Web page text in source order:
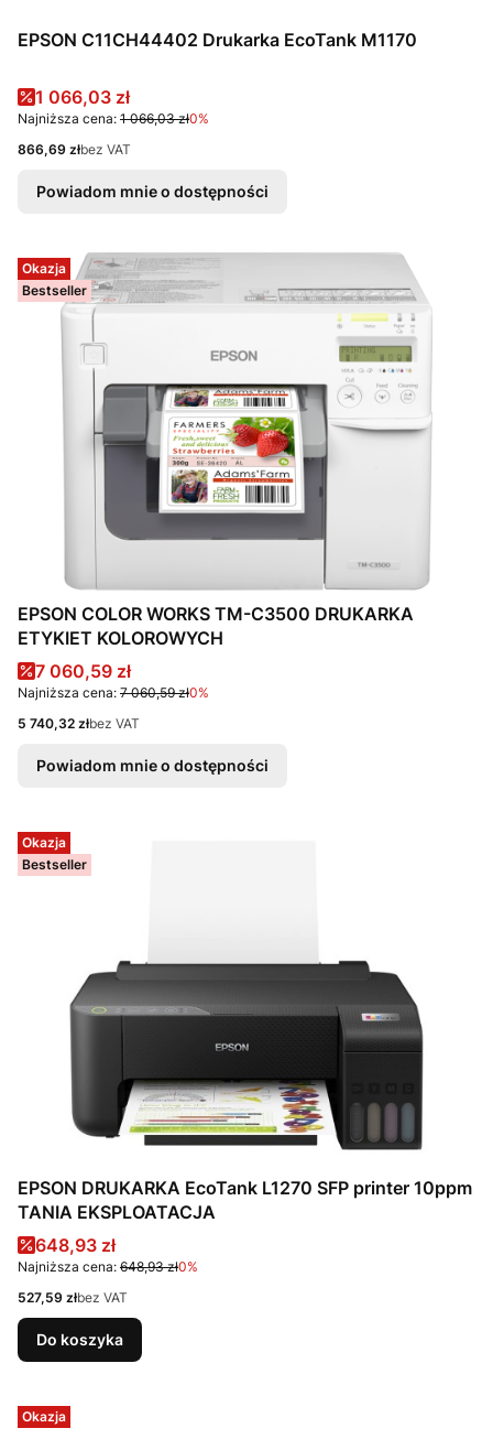
EPSON C11CH44402 Drukarka EcoTank M1170
Cena promocyjna
1 066,03 zł
Najniższa cena: 1 066,03 zł0%
Cena
866,69 złbez VAT
Powiadom mnie o dostępności
Okazja
Bestseller
EPSON COLOR WORKS TM-C3500 DRUKARKA
ETYKIET KOLOROWYCH
Cena promocyjna
7 060,59 zł
Najniższa cena: 7 060,59 zł0%
Cena
5 740,32 złbez VAT
Powiadom mnie o dostępności
Okazja
Bestseller
EPSON DRUKARKA EcoTank L1270 SFP printer 10ppm
TANIA EKSPLOATACJA
Cena promocyjna
648,93 zł
Najniższa cena: 648,93 zł0%
Cena
527,59 złbez VAT
Do koszyka
Okazja